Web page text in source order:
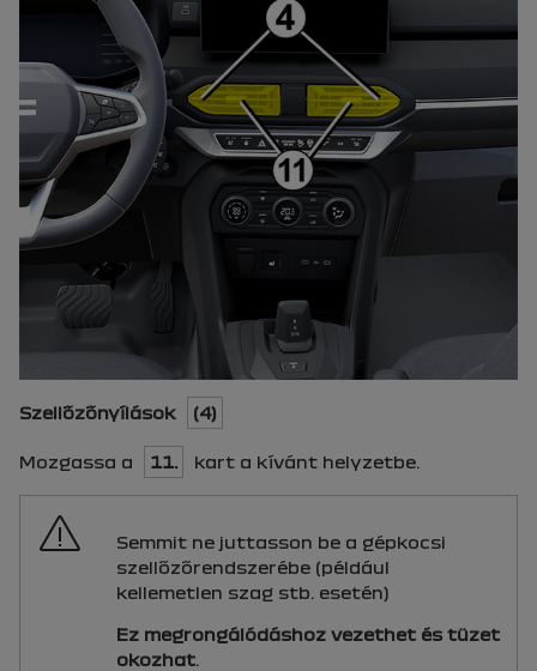
Szellőzőnyílások (4)
Mozgassa a 11. kart a kívánt helyzetbe.
Semmit ne juttasson be a gépkocsi
szellőzőrendszerébe (például
kellemetlen szag stb. esetén)
Ez megrongálódáshoz vezethet és tüzet
okozhat.